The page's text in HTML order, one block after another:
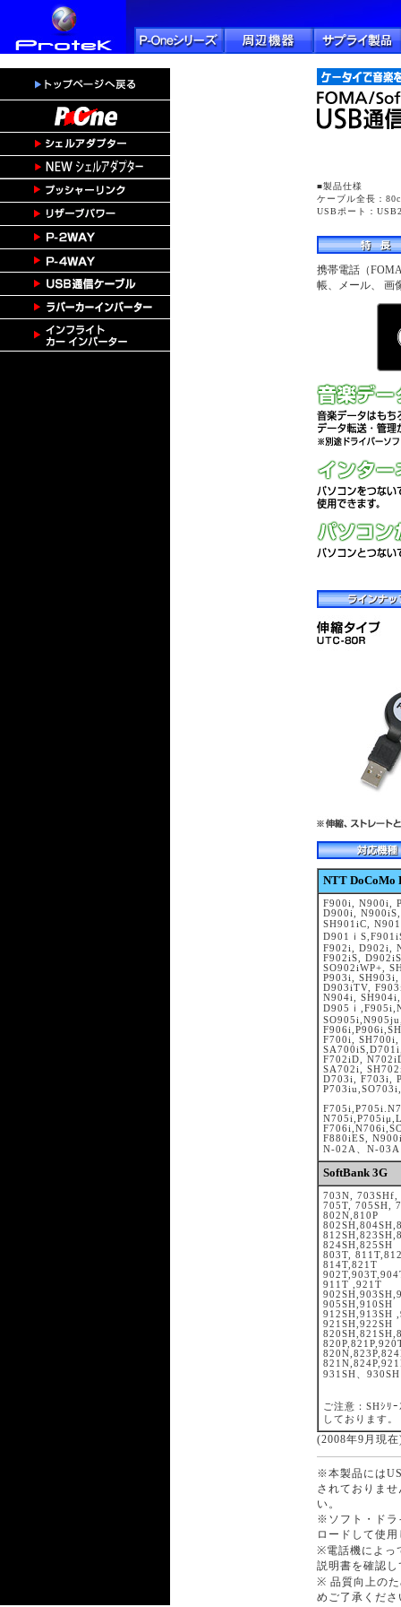
■製品仕様
ケーブル全長：
USBポート：
携帯電話（
帳、メール、 画
NTT DoCoMo
F900i, N900i,
D900i,
SH901iC,
D901ｉ
F902i, D902i,
F902iS,
SO902iWP+,
P903i,
D903iTV,
N904i,
D905ｉ
F700i,
F702iD,
SA702i,
D703i, F703i,
F880iES,
N-02A、N-
SoftBank 3G
703N, 703SHf,
705T, 705SH,
802N,810P
824SH,825SH
803T,
814T,821T
911T ,921T
905SH,910SH
912SH,913SH
921SH,922SH
931SH、
ご注意：SHｼﾘ
しております。
(2008年9月現
※本製品には
されておりま
い。
※ソフト・ドラ
ロードして使
※電話機によっ
説明書を確認
※ 品質向上のた
めご了承くださ